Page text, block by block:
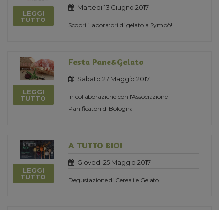
LEGGI
TUTTO
Martedi 13 Giugno 2017
Scopri i laboratori di gelato a Sympò!
LEGGI
TUTTO
Festa Pane&Gelato
Sabato 27 Maggio 2017
in collaborazione con l'Associazione
Panificatori di Bologna
LEGGI
TUTTO
A TUTTO BIO!
Giovedi 25 Maggio 2017
Degustazione di Cereali e Gelato